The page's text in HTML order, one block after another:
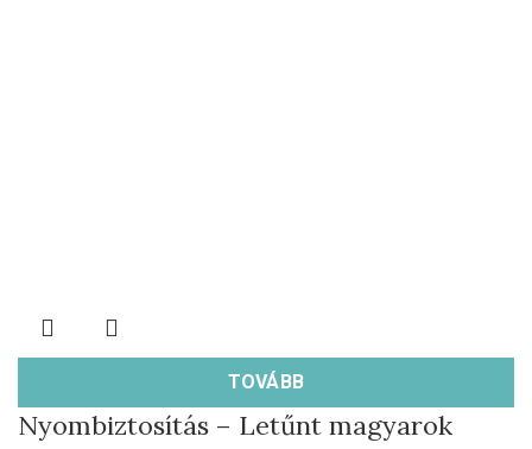
TOVÁBB
Nyombiztosítás – Letűnt magyarok